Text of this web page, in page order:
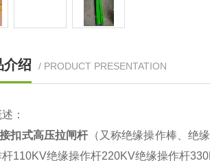
介绍 / PRODUCT PRESENTATION
：
扣式高压拉闸杆（又称绝缘操作棒、绝
110KV绝缘操作杆220KV绝缘操作杆